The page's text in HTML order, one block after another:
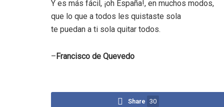
Y es más fácil, ¡oh España!, en muchos modos,
que lo que a todos les quistaste sola
te puedan a ti sola quitar todos.
– Francisco de Quevedo
Share 30